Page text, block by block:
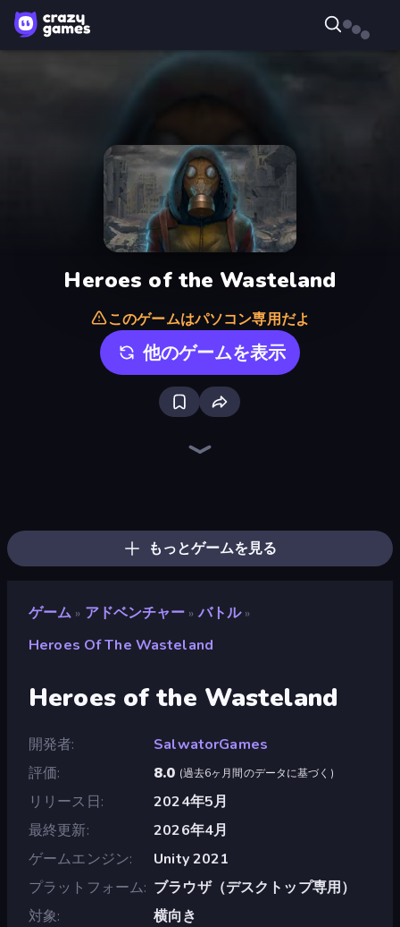
Heroes of the Wasteland
このゲームはパソコン専用だよ
他のゲームを表示
もっとゲームを見る
ゲーム » アドベンチャー » バトル »
Heroes Of The Wasteland
Heroes of the Wasteland
開発者
SalwatorGames
評価
8.0 (過去6ヶ月間のデータに基づく )
リリース日
2024年5月
最終更新
2026年4月
ゲームエンジン
Unity 2021
プラットフォーム ブラウザ（デスクトップ専用）
対象
横向き